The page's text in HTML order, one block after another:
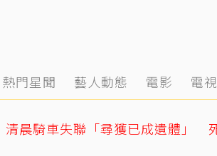
熱門星聞 藝人動態 電影 電視